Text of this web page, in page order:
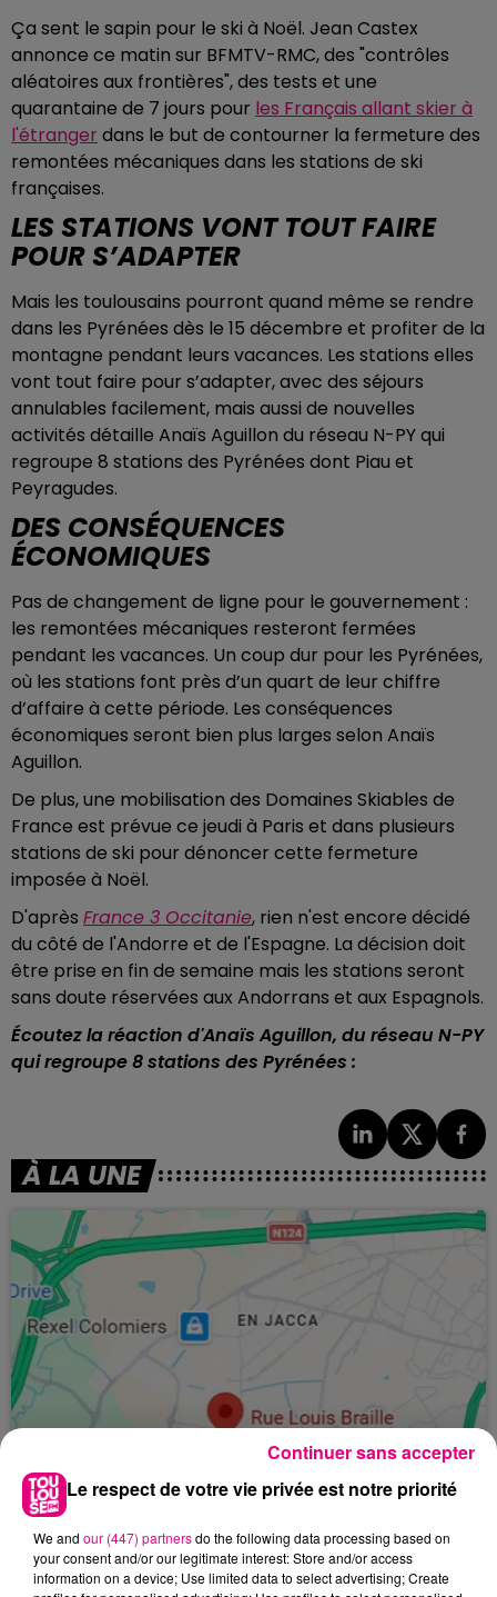
Ça sent le sapin pour le ski à Noël. Jean Castex
annonce ce matin sur BFMTV-RMC, des "contrôles
aléatoires aux frontières", des tests et une
quarantaine de 7 jours pour les Français allant skier à
l'étranger dans le but de contourner la fermeture des
remontées mécaniques dans les stations de ski
françaises.
LES STATIONS VONT TOUT FAIRE
POUR S’ADAPTER
Mais les toulousains pourront quand même se rendre
dans les Pyrénées dès le 15 décembre et profiter de la
montagne pendant leurs vacances. Les stations elles
vont tout faire pour s’adapter, avec des séjours
annulables facilement, mais aussi de nouvelles
activités détaille Anaïs Aguillon du réseau N-PY qui
regroupe 8 stations des Pyrénées dont Piau et
Peyragudes.
DES CONSÉQUENCES
ÉCONOMIQUES
Pas de changement de ligne pour le gouvernement :
les remontées mécaniques resteront fermées
pendant les vacances. Un coup dur pour les Pyrénées,
où les stations font près d’un quart de leur chiffre
d’affaire à cette période. Les conséquences
économiques seront bien plus larges selon Anaïs
Aguillon.
De plus, une mobilisation des Domaines Skiables de
France est prévue ce jeudi à Paris et dans plusieurs
stations de ski pour dénoncer cette fermeture
imposée à Noël.
D'après France 3 Occitanie, rien n'est encore décidé
du côté de l'Andorre et de l'Espagne. La décision doit
être prise en fin de semaine mais les stations seront
sans doute réservées aux Andorrans et aux Espagnols.
Écoutez la réaction d'Anaïs Aguillon, du réseau N-PY
qui regroupe 8 stations des Pyrénées :
À LA UNE
Le respect de votre vie privée est notre priorité
We and our (447) partnersdo the following data processing based on
your consent and/or our legitimate interest: Store and/or access
information on a device; Use limited data to select advertising; Create
Continuer sans accepter